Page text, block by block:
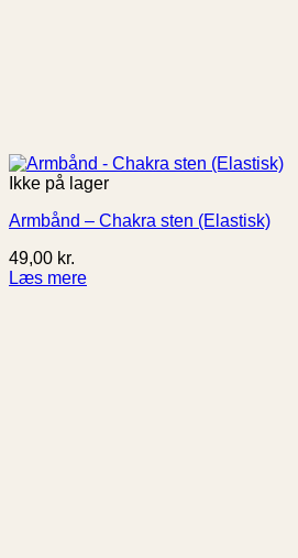
Ikke på lager
Armbånd – Chakra sten (Elastisk)
49,00 kr.
Læs mere